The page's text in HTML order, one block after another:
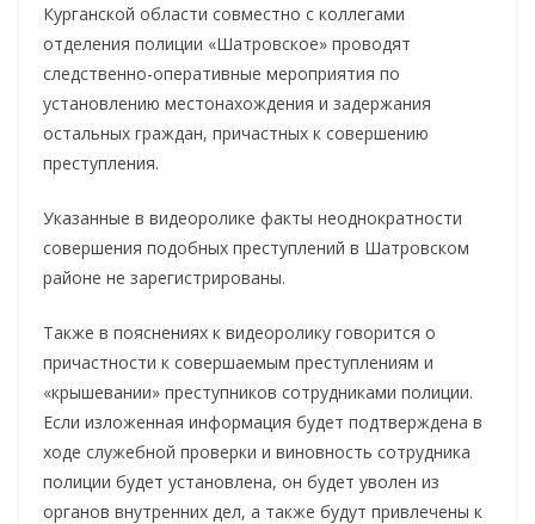
Курганской области совместно с коллегами
отделения полиции «Шатровское» проводят
следственно-оперативные мероприятия по
установлению местонахождения и задержания
остальных граждан, причастных к совершению
преступления.
Указанные в видеоролике факты неоднократности
совершения подобных преступлений в Шатровском
районе не зарегистрированы.
Также в пояснениях к видеоролику говорится о
причастности к совершаемым преступлениям и
«крышевании» преступников сотрудниками полиции.
Если изложенная информация будет подтверждена в
ходе служебной проверки и виновность сотрудника
полиции будет установлена, он будет уволен из
органов внутренних дел, а также будут привлечены к